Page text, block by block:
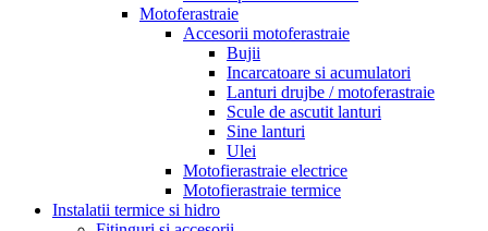
Motoferastraie
Accesorii motoferastraie
Bujii
Incarcatoare si acumulatori
Lanturi drujbe / motoferastraie
Scule de ascutit lanturi
Sine lanturi
Ulei
Motofierastraie electrice
Motofierastraie termice
Instalatii termice si hidro